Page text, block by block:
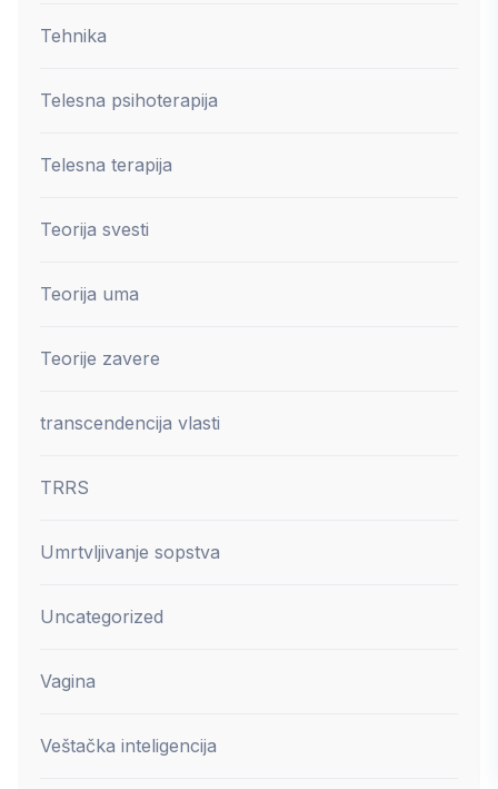
Tehnika
Telesna psihoterapija
Telesna terapija
Teorija svesti
Teorija uma
Teorije zavere
transcendencija vlasti
TRRS
Umrtvljivanje sopstva
Uncategorized
Vagina
Veštačka inteligencija